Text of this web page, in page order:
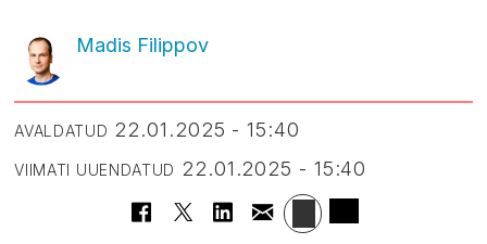
Madis Filippov
AVALDATUD 22.01.2025 - 15:40
VIIMATI UUENDATUD 22.01.2025 - 15:40